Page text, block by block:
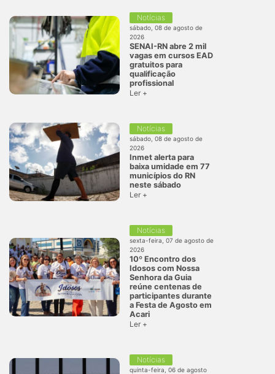
Notícias
sábado, 08 de agosto de
2026
SENAI-RN abre 2 mil
vagas em cursos EAD
gratuitos para
qualificação
profissional
Ler +
Notícias
sábado, 08 de agosto de
2026
Inmet alerta para
baixa umidade em 77
municípios do RN
neste sábado
Ler +
Notícias
sexta-feira, 07 de agosto de
2026
10º Encontro dos
Idosos com Nossa
Senhora da Guia
reúne centenas de
participantes durante
a Festa de Agosto em
Acari
Ler +
Notícias
quinta-feira, 06 de agosto